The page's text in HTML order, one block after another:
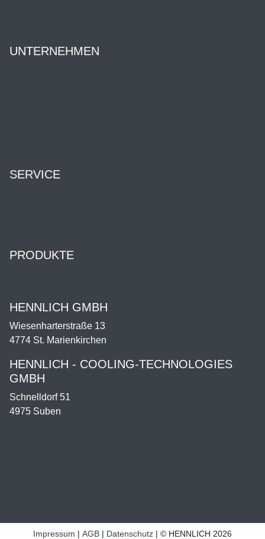
UNTERNEHMEN
SERVICE
PRODUKTE
HENNLICH GMBH
Wiesenharterstraße 13
4774 St. Marienkirchen
HENNLICH - COOLING-TECHNOLOGIES
GMBH
Schnelldorf 51
4975 Suben
Impressum AGB Datenschutz © HENNLICH 2026